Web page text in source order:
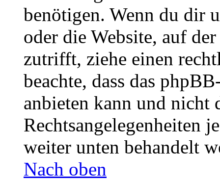
benötigen. Wenn du dir
oder die Website, auf
zutrifft, ziehe einen
beachte, dass das
anbieten kann und nicht
Rechtsangelegenheiten
weiter unten behandelt
Nach oben